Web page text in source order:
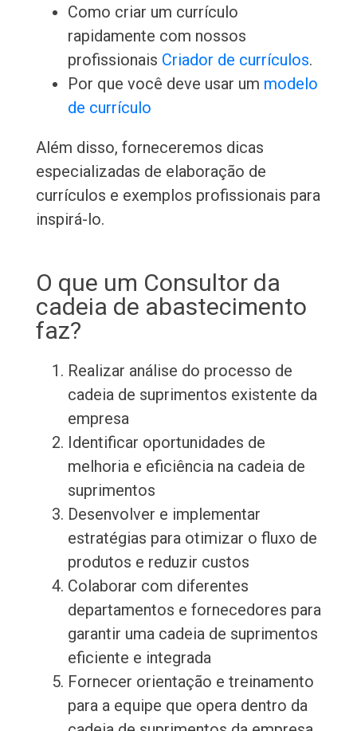
Como criar um currículo
rapidamente com nossos
profissionais Criador de currículos.
Por que você deve usar um modelo
de currículo
Além disso, forneceremos dicas
especializadas de elaboração de
currículos e exemplos profissionais para
inspirá-lo.
O que um Consultor da
cadeia de abastecimento
faz?
Realizar análise do processo de
cadeia de suprimentos existente da
empresa
Identificar oportunidades de
melhoria e eficiência na cadeia de
suprimentos
Desenvolver e implementar
estratégias para otimizar o fluxo de
produtos e reduzir custos
Colaborar com diferentes
departamentos e fornecedores para
garantir uma cadeia de suprimentos
eficiente e integrada
Fornecer orientação e treinamento
para a equipe que opera dentro da